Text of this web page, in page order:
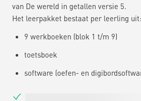
van De wereld in getallen versie 5.
Het leerpakket bestaat per leerling uit:
9 werkboeken (blok 1 t/m 9)
toetsboek
software (oefen- en